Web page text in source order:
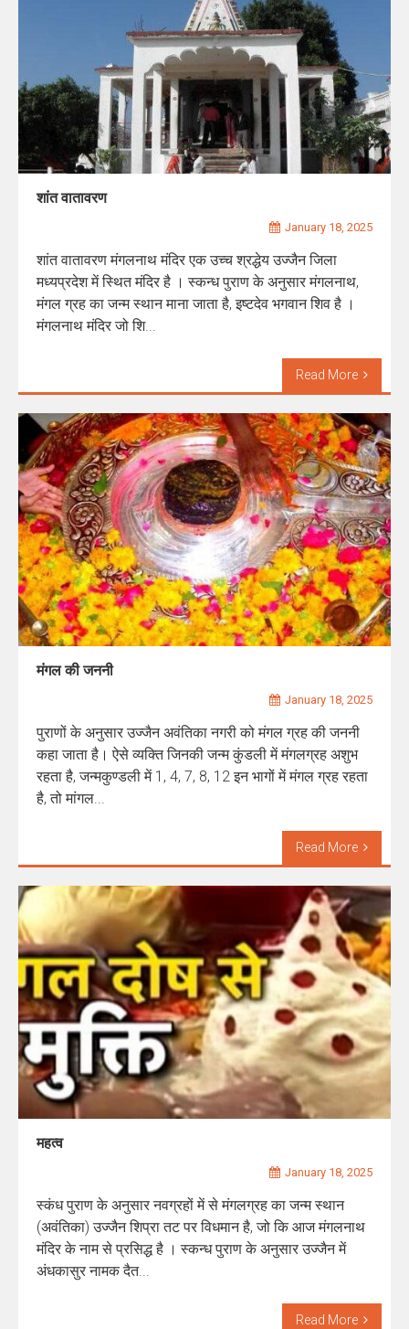
शांत वातावरण
January 18, 2025
शांत वातावरण मंगलनाथ मंदिर एक उच्च श्रद्धेय उज्जैन जिला
मध्यप्रदेश में स्थित मंदिर है । स्कन्ध पुराण के अनुसार मंगलनाथ,
मंगल ग्रह का जन्म स्थान माना जाता है, इष्टदेव भगवान शिव है ।
मंगलनाथ मंदिर जो शि...
Read More
मंगल की जननी
January 18, 2025
पुराणों के अनुसार उज्जैन अवंतिका नगरी को मंगल ग्रह की जननी
कहा जाता है। ऐसे व्यक्ति जिनकी जन्म कुंडली में मंगलग्रह अशुभ
रहता है, जन्मकुण्डली में 1, 4, 7, 8, 12 इन भागों में मंगल ग्रह रहता
है, तो मांगल...
Read More
महत्व
January 18, 2025
स्कंध पुराण के अनुसार नवग्रहों में से मंगलग्रह का जन्म स्थान
(अवंतिका) उज्जैन शिप्रा तट पर विधमान है, जो कि आज मंगलनाथ
मंदिर के नाम से प्रसिद्ध है । स्कन्ध पुराण के अनुसार उज्जैन में
अंधकासुर नामक दैत...
Read More